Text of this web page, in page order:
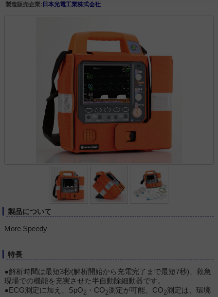
製造販売企業: 日本光電工業株式会社
製品について
More Speedy
特長
●解析時間は最短3秒(解析開始から充電完了まで最短7秒)、救急
現場での機能を充実させた半自動除細動器です。
●ECG測定に加え、SpO2・CO2測定が可能。CO2測定は、環境